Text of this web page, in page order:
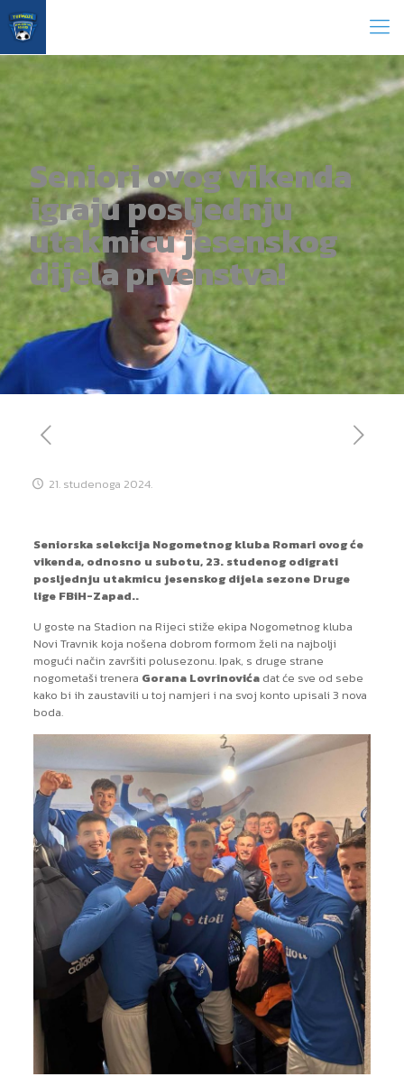
Seniori ovog vikenda
igraju posljednju
utakmicu jesenskog
dijela prvenstva!
21. studenoga 2024.
Seniorska selekcija Nogometnog kluba Romari ovog će
vikenda, odnosno u subotu, 23. studenog odigrati
posljednju utakmicu jesenskog dijela sezone Druge
lige FBiH-Zapad..
U goste na Stadion na Rijeci stiže ekipa Nogometnog kluba
Novi Travnik koja nošena dobrom formom želi na najbolji
mogući način završiti polusezonu. Ipak, s druge strane
nogometaši trenera Gorana Lovrinovićadat će sve od sebe
kako bi ih zaustavili u toj namjeri i na svoj konto upisali 3 nova
boda.